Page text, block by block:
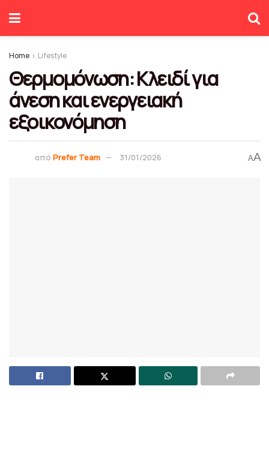
Home Lifestyle
Θερμομόνωση: Κλειδί για
άνεση και ενεργειακή
εξοικονόμηση
από Prefer Team 31/01/2026 AA